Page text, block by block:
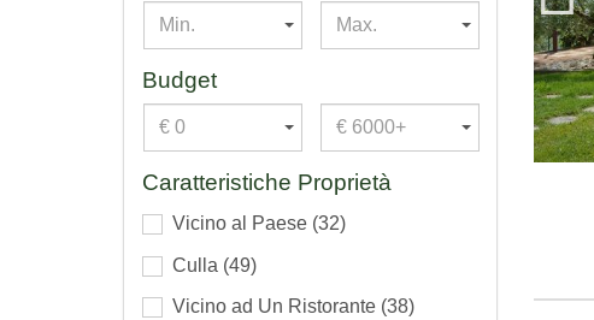
Min. Max.
Budget
€ 0 € 6000+
Caratteristiche Proprietà
Vicino al Paese (32)
Culla (49)
Vicino ad Un Ristorante (38)